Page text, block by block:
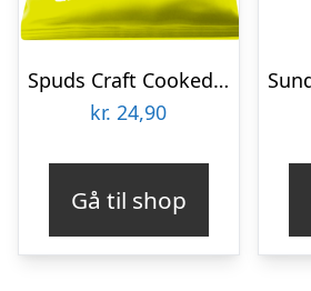
Spuds Craft Cooked Lime Fusion – 145 g
kr. 24,90
Gå til shop